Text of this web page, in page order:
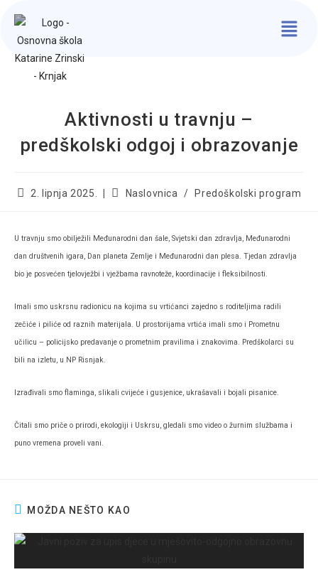
Aktivnosti u travnju –
predškolski odgoj i obrazovanje
2. lipnja 2025. Naslovnica / Predoškolski program
U travnju smo obilježili Međunarodni dan šale, Svjetski dan zdravlja, Međunarodni
dan društvenih igara, Dan planeta Zemlje i Međunarodni dan plesa. Tjedan zdravlja
bio je posvećen tjelovježbi i vježbama ravnoteže, koordinacije i fleksibilnosti.
Imali smo uskrsnu radionicu na kojima su vrtićanci zajedno s roditeljima radili
zečiće i piliće od raznih materijala. U prostorijama vrtića imali smo i Prometnu
učilicu – policijsko predavanje o prometnim pravilima i znakovima. Predškolarci su
bili na izletu, u NP Risnjak.
Izrađivali smo flaminga, slikali cvijeće i gusjenice, ukrašavali i bojali pisanice.
Čitali smo priče o prirodi, ekologiji i Uskrsu, gledali smo video o žurnim službama i
puno vremena proveli vani.
MOŽDA NEŠTO KAO